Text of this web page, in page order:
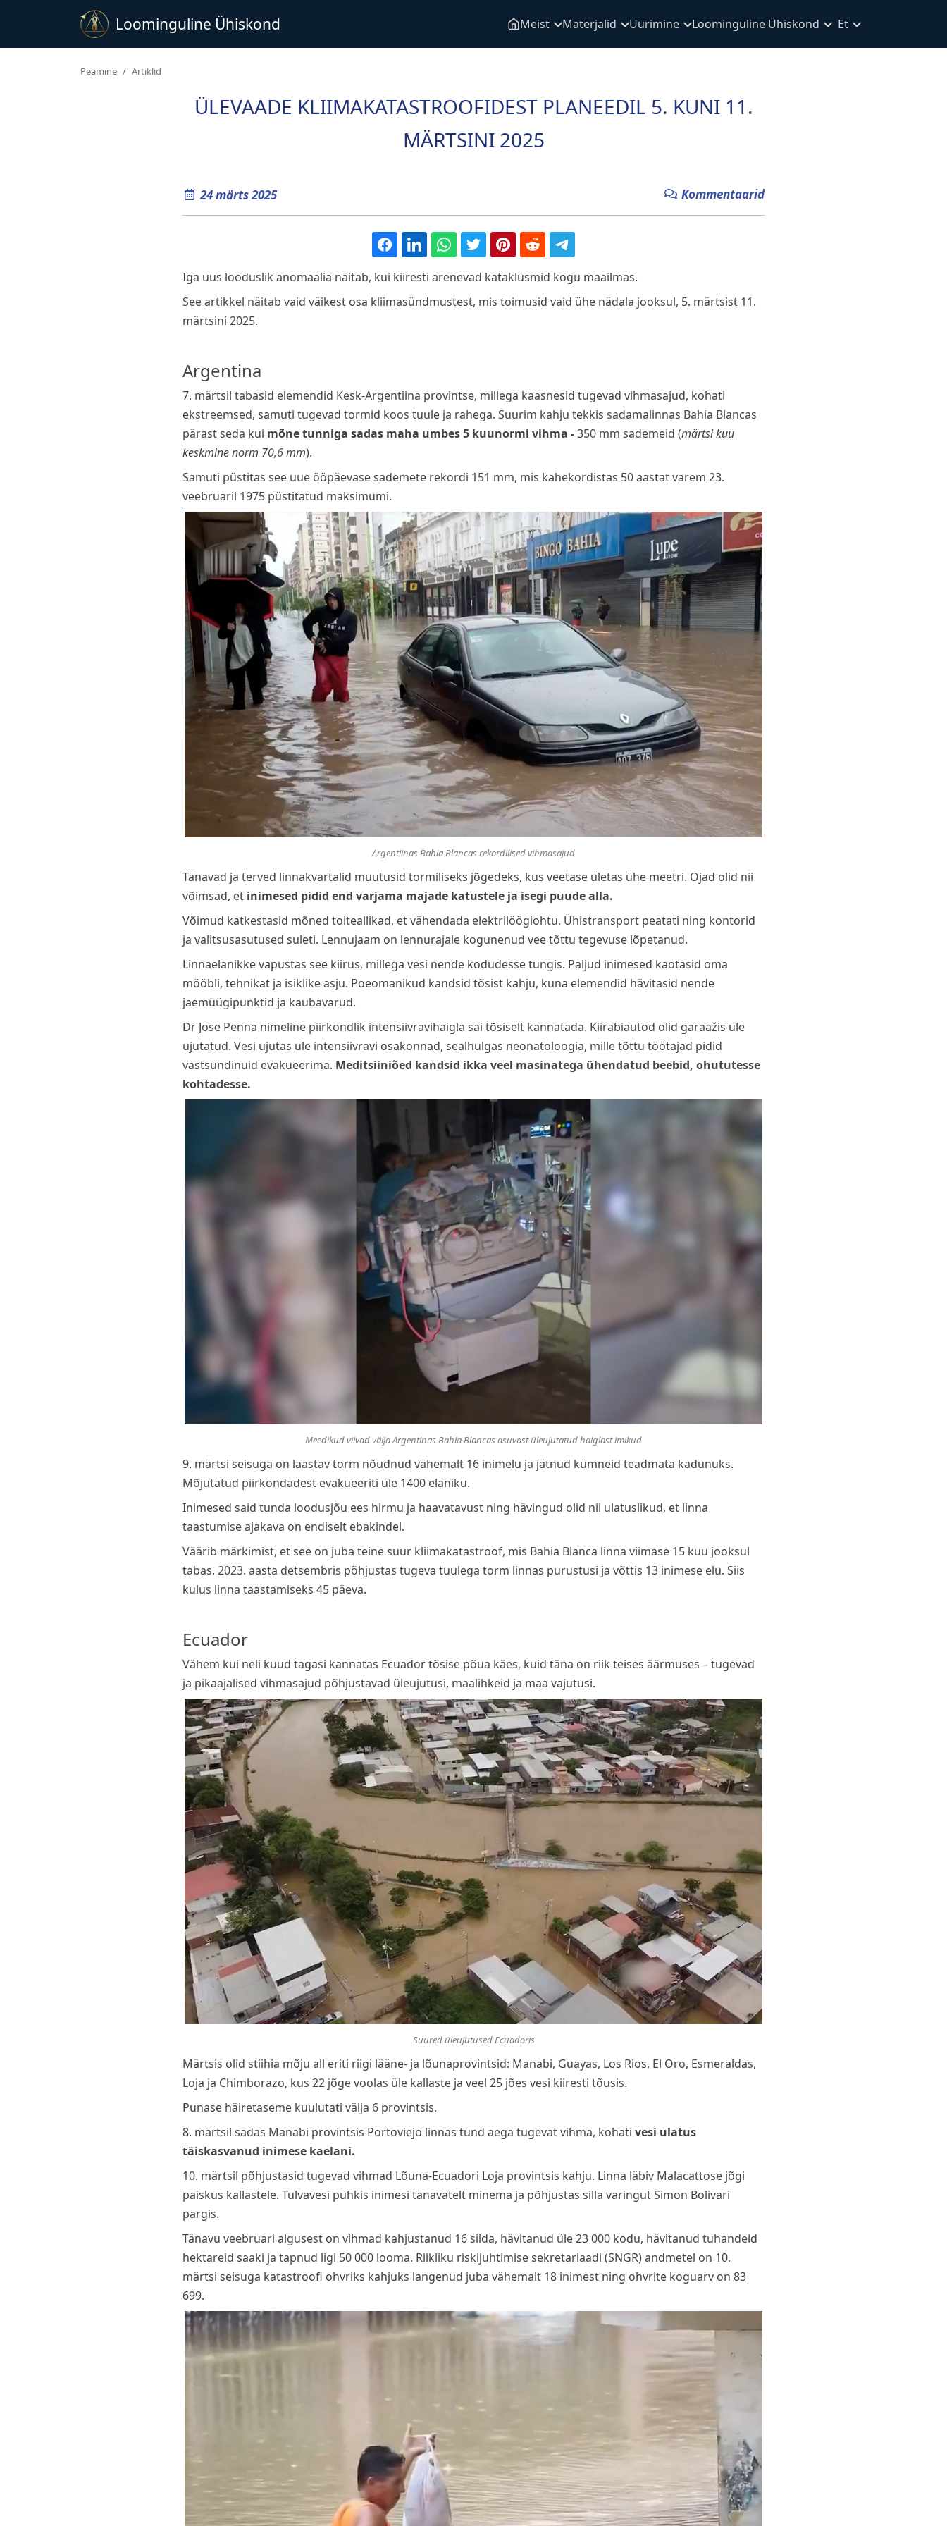
Loominguline Ühiskond Meist Materjalid Uurimine Loominguline Ühiskond Et
Рeamine Artiklid
ÜLEVAADE KLIIMAKATASTROOFIDEST PLANEEDIL 5. KUNI 11.
MÄRTSINI 2025
24 märts 2025 Kommentaarid
Iga uus looduslik anomaalia näitab, kui kiiresti arenevad kataklüsmid kogu maailmas.
See artikkel näitab vaid väikest osa kliimasündmustest, mis toimusid vaid ühe nädala jooksul, 5. märtsist 11.
märtsini 2025.
Argentina
7. märtsil tabasid elemendid Kesk-Argentiina provintse, millega kaasnesid tugevad vihmasajud, kohati
ekstreemsed, samuti tugevad tormid koos tuule ja rahega. Suurim kahju tekkis sadamalinnas Bahia Blancas
pärast seda kui mõne tunniga sadas maha umbes 5 kuunormi vihma -350 mm sademeid (märtsi kuu
keskmine norm 70,6 mm).
Samuti püstitas see uue ööpäevase sademete rekordi 151 mm, mis kahekordistas 50 aastat varem 23.
veebruaril 1975 püstitatud maksimumi.
Argentiinas Bahia Blancas rekordilised vihmasajud
Tänavad ja terved linnakvartalid muutusid tormiliseks jõgedeks, kus veetase ületas ühe meetri. Ojad olid nii
võimsad, et inimesed pidid end varjama majade katustele ja isegi puude alla.
Võimud katkestasid mõned toiteallikad, et vähendada elektrilöögiohtu. Ühistransport peatati ning kontorid
ja valitsusasutused suleti. Lennujaam on lennurajale kogunenud vee tõttu tegevuse lõpetanud.
Linnaelanikke vapustas see kiirus, millega vesi nende kodudesse tungis. Paljud inimesed kaotasid oma
mööbli, tehnikat ja isiklike asju. Poeomanikud kandsid tõsist kahju, kuna elemendid hävitasid nende
jaemüügipunktid ja kaubavarud.
Dr Jose Penna nimeline piirkondlik intensiivravihaigla sai tõsiselt kannatada. Kiirabiautod olid garaažis üle
ujutatud. Vesi ujutas üle intensiivravi osakonnad, sealhulgas neonatoloogia, mille tõttu töötajad pidid
vastsündinuid evakueerima. Meditsiiniõed kandsid ikka veel masinatega ühendatud beebid, ohututesse
kohtadesse.
Meedikud viivad välja Argentinas Bahia Blancas asuvast üleujutatud haiglast imikud
9. märtsi seisuga on laastav torm nõudnud vähemalt 16 inimelu ja jätnud kümneid teadmata kadunuks.
Mõjutatud piirkondadest evakueeriti üle 1400 elaniku.
Inimesed said tunda loodusjõu ees hirmu ja haavatavust ning hävingud olid nii ulatuslikud, et linna
taastumise ajakava on endiselt ebakindel.
Väärib märkimist, et see on juba teine ​​suur kliimakatastroof, mis Bahia Blanca linna viimase 15 kuu jooksul
tabas. 2023. aasta detsembris põhjustas tugeva tuulega torm linnas purustusi ja võttis 13 inimese elu. Siis
kulus linna taastamiseks 45 päeva.
Ecuador
Vähem kui neli kuud tagasi kannatas Ecuador tõsise põua käes, kuid täna on riik teises äärmuses – tugevad
ja pikaajalised vihmasajud põhjustavad üleujutusi, maalihkeid ja maa vajutusi.
Suured üleujutused Ecuadoris
Märtsis olid stiihia mõju all eriti riigi lääne- ja lõunaprovintsid: Manabi, Guayas, Los Rios, El Oro, Esmeraldas,
Loja ja Chimborazo, kus 22 jõge voolas üle kallaste ja veel 25 jões vesi kiiresti tõusis.
Punase häiretaseme kuulutati välja 6 provintsis.
8. märtsil sadas Manabi provintsis Portoviejo linnas tund aega tugevat vihma, kohati vesi ulatus
täiskasvanud inimese kaelani.
10. märtsil põhjustasid tugevad vihmad Lõuna-Ecuadori Loja provintsis kahju. Linna läbiv Malacattose jõgi
paiskus kallastele. Tulvavesi pühkis inimesi tänavatelt minema ja põhjustas silla varingut Simon Bolivari
pargis.
Tänavu veebruari algusest on vihmad kahjustanud 16 silda, hävitanud üle 23 000 kodu, hävitanud tuhandeid
hektareid saaki ja tapnud ligi 50 000 looma. Riikliku riskijuhtimise sekretariaadi (SNGR) andmetel on 10.
märtsi seisuga katastroofi ohvriks kahjuks langenud juba vähemalt 18 inimest ning ohvrite koguarv on 83
699.